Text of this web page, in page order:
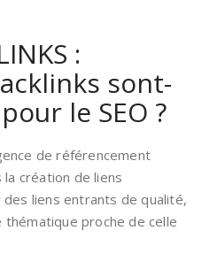
:
sont-
le SEO ?
de référencement
création de liens
liens entrants de qualité,
proche de celle